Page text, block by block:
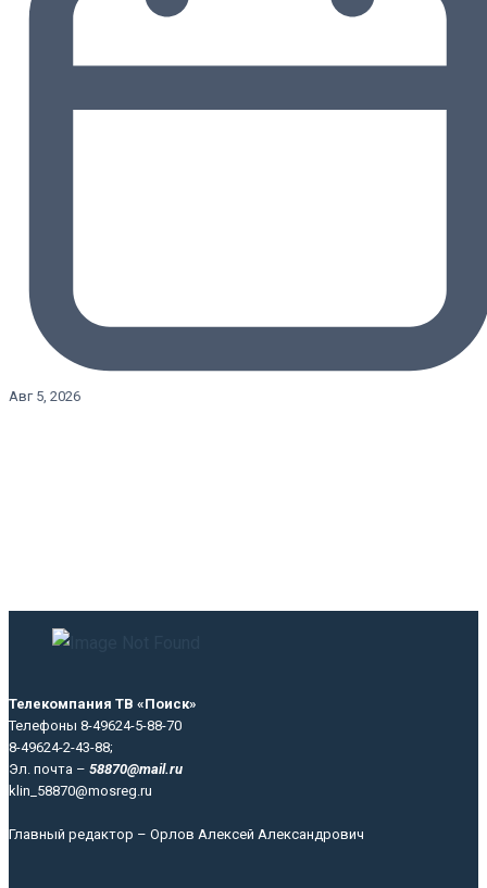
Авг 5, 2026
Телекомпания ТВ «Поиск»
Телефоны 8-49624-5-88-70
8-49624-2-43-88;
Эл. почта – 58870@mail.ru
klin_58870@mosreg.ru
Главный редактор – Орлов Алексей Александрович